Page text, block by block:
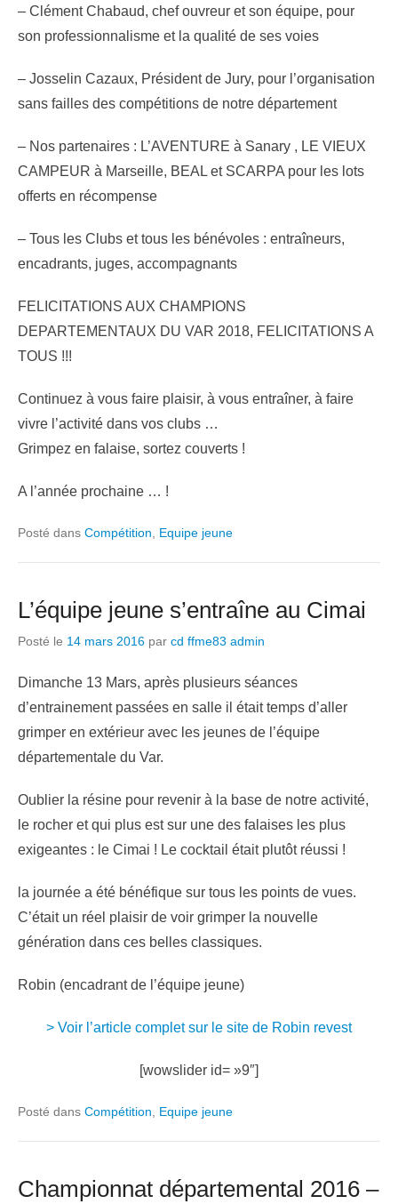
– Clément Chabaud, chef ouvreur et son équipe, pour
son professionnalisme et la qualité de ses voies
– Josselin Cazaux, Président de Jury, pour l’organisation
sans failles des compétitions de notre département
– Nos partenaires : L’AVENTURE à Sanary , LE VIEUX
CAMPEUR à Marseille, BEAL et SCARPA pour les lots
offerts en récompense
– Tous les Clubs et tous les bénévoles : entraîneurs,
encadrants, juges, accompagnants
FELICITATIONS AUX CHAMPIONS
DEPARTEMENTAUX DU VAR 2018, FELICITATIONS A
TOUS !!!
Continuez à vous faire plaisir, à vous entraîner, à faire
vivre l’activité dans vos clubs …
Grimpez en falaise, sortez couverts !
A l’année prochaine … !
Posté dans Compétition, Equipe jeune
L’équipe jeune s’entraîne au Cimai
Posté le 14 mars 2016 par cd ffme83 admin
Dimanche 13 Mars, après plusieurs séances
d’entrainement passées en salle il était temps d’aller
grimper en extérieur avec les jeunes de l’équipe
départementale du Var.
Oublier la résine pour revenir à la base de notre activité,
le rocher et qui plus est sur une des falaises les plus
exigeantes : le Cimai ! Le cocktail était plutôt réussi !
la journée a été bénéfique sur tous les points de vues.
C’était un réel plaisir de voir grimper la nouvelle
génération dans ces belles classiques.
Robin (encadrant de l’équipe jeune)
> Voir l’article complet sur le site de Robin revest
[wowslider id= »9″]
Posté dans Compétition, Equipe jeune
Championnat départemental 2016 –